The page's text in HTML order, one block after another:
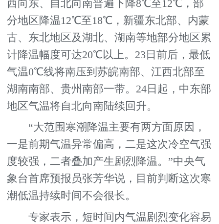
西向东、自北向南普遍下降8℃至12℃，部
分地区降温12℃至18℃，新疆东北部、内蒙
古、东北地区及湖北、湖南等地部分地区累
计降温幅度可达20℃以上。23日前后，最低
气温0℃线将南压到苏皖南部、江西北部至
湖南南部、贵州南部一带。24日起，中东部
地区气温将自北向南陆续回升。
“大范围寒潮降温主要有两方面原因，
一是前期气温异常偏高，二是这次冷空气强
度较强，二者叠加产生剧烈降温。”中央气
象台首席预报员张芳华说，目前判断这次寒
潮低温持续时间不会很长。
专家表示，短时间内气温剧烈变化容易